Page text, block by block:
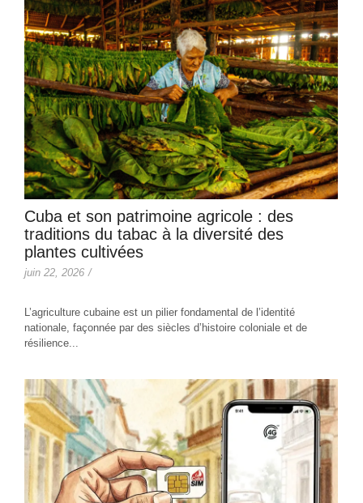
Cuba et son patrimoine agricole : des
traditions du tabac à la diversité des
plantes cultivées
juin 22, 2026 /
L’agriculture cubaine est un pilier fondamental de l’identité
nationale, façonnée par des siècles d’histoire coloniale et de
résilience...